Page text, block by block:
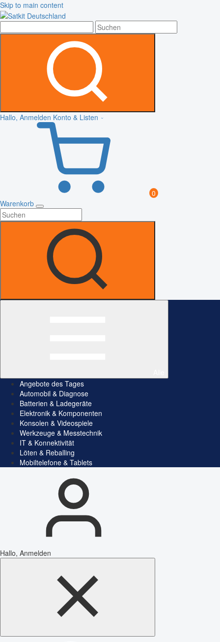
Skip to main content
Hallo, Anmelden Konto & Listen
0
Warenkorb
Angebote des Tages
Automobil & Diagnose
Batterien & Ladegeräte
Elektronik & Komponenten
Konsolen & Videospiele
Werkzeuge & Messtechnik
IT & Konnektivität
Löten & Reballing
Mobiltelefone & Tablets
Hallo, Anmelden